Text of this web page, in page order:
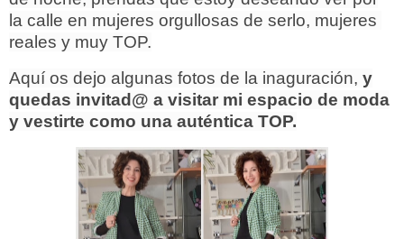
la calle en mujeres orgullosas de serlo, mujeres
reales y muy TOP.
Aquí os dejo algunas fotos de la inaguración, y
quedas invitad@ a visitar mi espacio de moda
y vestirte como una auténtica TOP.